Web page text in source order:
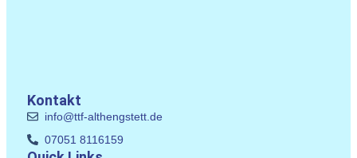
Kontakt
info@ttf-althengstett.de
07051 8116159